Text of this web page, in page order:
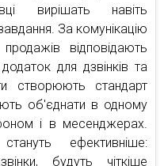
вирішать навіть
За комунікацію
відповідають
для дзвінків та
створюють стандарт
об'єднати в одному
і в месенджерах.
ефективніше:
будуть чіткіше